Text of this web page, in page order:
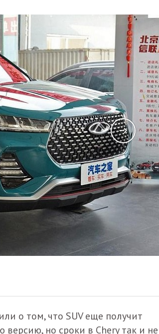
о том, что SUV еще получит
но сроки в Chery так и не